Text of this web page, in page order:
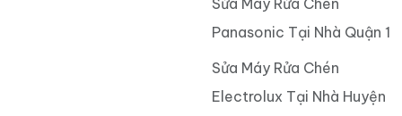
Panasonic Tại Nhà Quận 1
Sửa Máy Rửa Chén
Electrolux Tại Nhà Huyện